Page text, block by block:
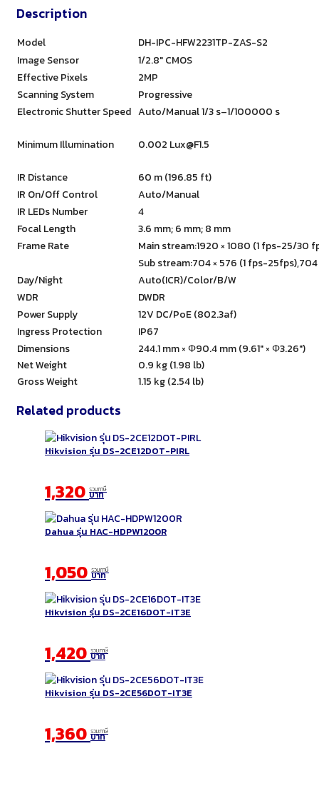
Description
Model
DH-IPC-HFW2231TP-ZAS-S2
Image Sensor
1/2.8″ CMOS
Effective Pixels
2MP
Scanning System
Progressive
Electronic Shutter Speed Auto/Manual 1/3 s–1/100000 s
Minimum Illumination 0.002 Lux@F1.5
IR Distance
60 m (196.85 ft)
IR On/Off Control
Auto/Manual
IR LEDs Number
4
Focal Length
3.6 mm; 6 mm; 8 mm
Frame Rate
Main stream:1920 × 1080 (1 fps-25/30
Sub stream:704 × 576 (1 fps-
Day/Night
Auto(ICR)/Color/B/W
WDR
DWDR
Power Supply
12V DC/PoE (802.3af)
Ingress Protection
IP67
Dimensions
244.1 mm × Φ90.4 mm (9.61″ × Φ3.26″)
Net Weight
0.9 kg (1.98 lb)
Gross Weight
1.15 kg (2.54 lb)
Related products
Hikvision รุ่น DS-2CE12DOT-PIRL
1,320 รวมภาษี
บาท
Dahua รุ่น HAC-HDPW1200R
1,050 รวมภาษี
บาท
Hikvision รุ่น DS-2CE16DOT-IT3E
1,420 รวมภาษี
บาท
Hikvision รุ่น DS-2CE56DOT-IT3E
1,360 รวมภาษี
บาท